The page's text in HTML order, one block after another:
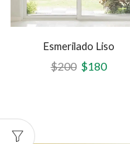
Esmerilado Liso
$200 $180